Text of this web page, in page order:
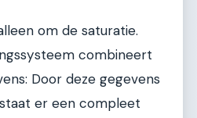
om de saturatie.
combineert
Door deze gegevens
er een compleet